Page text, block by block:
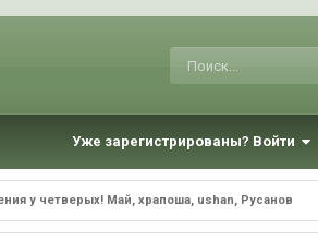
Уже зарегистрированы? Войти
у четверых! Май, храпоша, ushan, Русанов